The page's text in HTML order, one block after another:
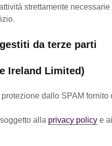
strettamente necessarie
da terze parti
Ireland Limited)
dallo SPAM fornito
alla privacy policy e ai